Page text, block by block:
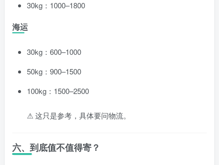
30kg：1000–1800
海运
30kg：600–1000
50kg：900–1500
100kg：1500–2500
⚠ 这只是参考，具体要问物流。
六、到底值不值得寄？